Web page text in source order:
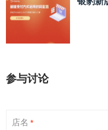
参与讨论
店名 *